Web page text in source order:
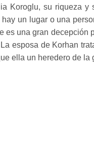
Koroglu, su riqueza
un lugar o una
es una gran decepción
esposa de Korhan
ella un heredero de la